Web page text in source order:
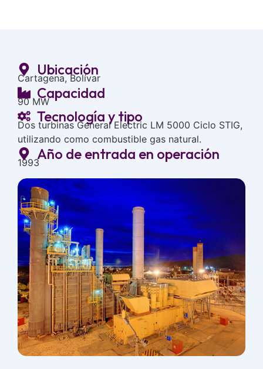
Ubicación
Cartagena, Bolívar
Capacidad
90 MW
Tecnología y tipo
Dos turbinas General Electric LM 5000 Ciclo STIG,
utilizando como combustible gas natural.
Año de entrada en operación
1993